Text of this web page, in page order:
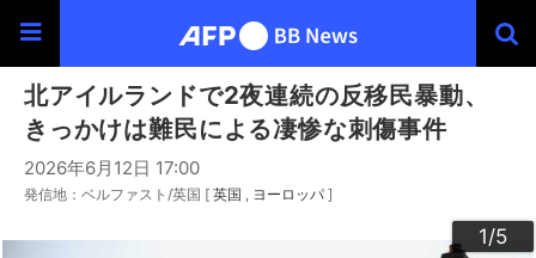
北アイルランドで2夜連続の反移民暴動、
きっかけは難民による凄惨な刺傷事件
2026年6月12日 17:00
発信地：ベルファスト/英国 [ 英国 ヨーロッパ ]
1/5
2/5
3/5
4/5
5/5